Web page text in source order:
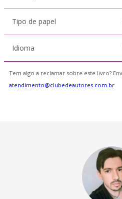
Tipo de papel
Idioma
Tem algo a reclamar sobre este livro?
atendimento@clubedeautores.com.br